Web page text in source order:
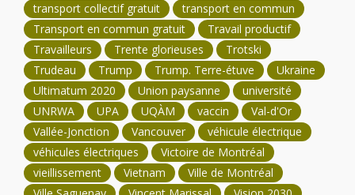
transport collectif gratuit
transport en commun
Transport en commun gratuit
Travail productif
Travailleurs
Trente glorieuses
Trotski
Trudeau
Trump Trump. Terre-étuve
Ukraine
Ultimatum 2020
Union paysanne
université
UNRWA
UPA UQÀM vaccin
Val-d'Or
Vallée-Jonction
Vancouver
véhicule électrique
véhicules électriques
Victoire de Montréal
vieillissement
Vietnam
Ville de Montréal